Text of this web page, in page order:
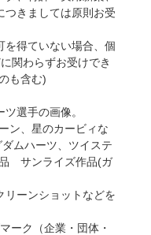
つきましては原則お受
を得ていない場合、個
関わらずお受けでき
も含む)
選手の画像。
ン、星のカービィな
ムハーツ、ツイステ
サンライズ作品(ガ
リーンショットなどを
ーク（企業・団体・